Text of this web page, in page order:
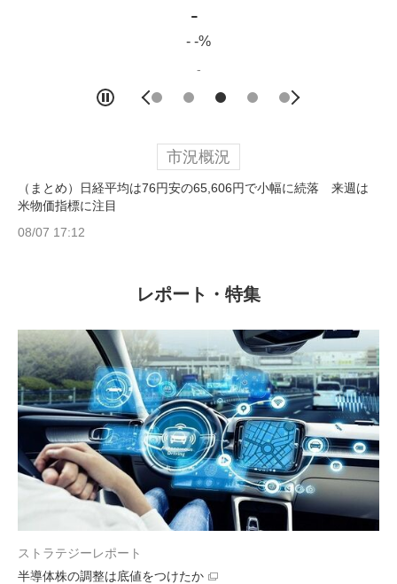
-
- -%
-
市況概況
（まとめ）日経平均は76円安の65,606円で小幅に続落 来週は
米物価指標に注目
08/07 17:12
レポート・特集
ストラテジーレポート
半導体株の調整は底値をつけたか